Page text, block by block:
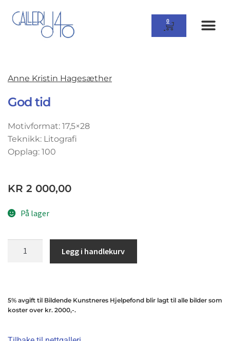
0
Anne Kristin Hagesæther
God tid
Motivformat: 17,5×28
Teknikk: Litografi
Opplag: 100
KR 2 000,00
På lager
Legg i handlekurv
5% avgift til Bildende Kunstneres Hjelpefond blir lagt til alle bilder som
koster over kr. 2000,-.